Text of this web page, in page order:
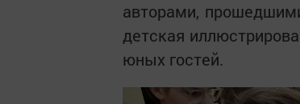
авторами,
детская
юных гостей.